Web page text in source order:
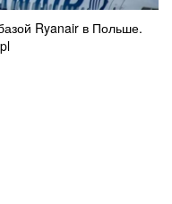
Ryanair в Польше.